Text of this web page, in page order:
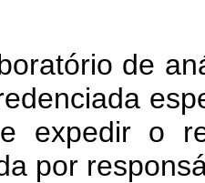
de
expedir o
por